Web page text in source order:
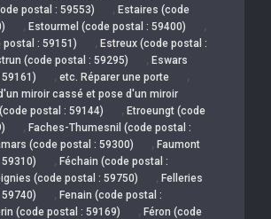
postal : 59553) , Estaires (code
, Estourmel (code postal : 59400) ,
: 59151) , Estreux (code postal :
(code postal : 59295) , Eswars
, etc. Réparer une porte ,
miroir cassé et pose d'un miroir
postal : 59144) , Etroeungt (code
, Faches-Thumesnil (code postal :
(code postal : 59300) , Faumont
, Féchain (code postal :
(code postal : 59750) , Felleries
, Fenain (code postal :
(code postal : 59169) , Féron (code